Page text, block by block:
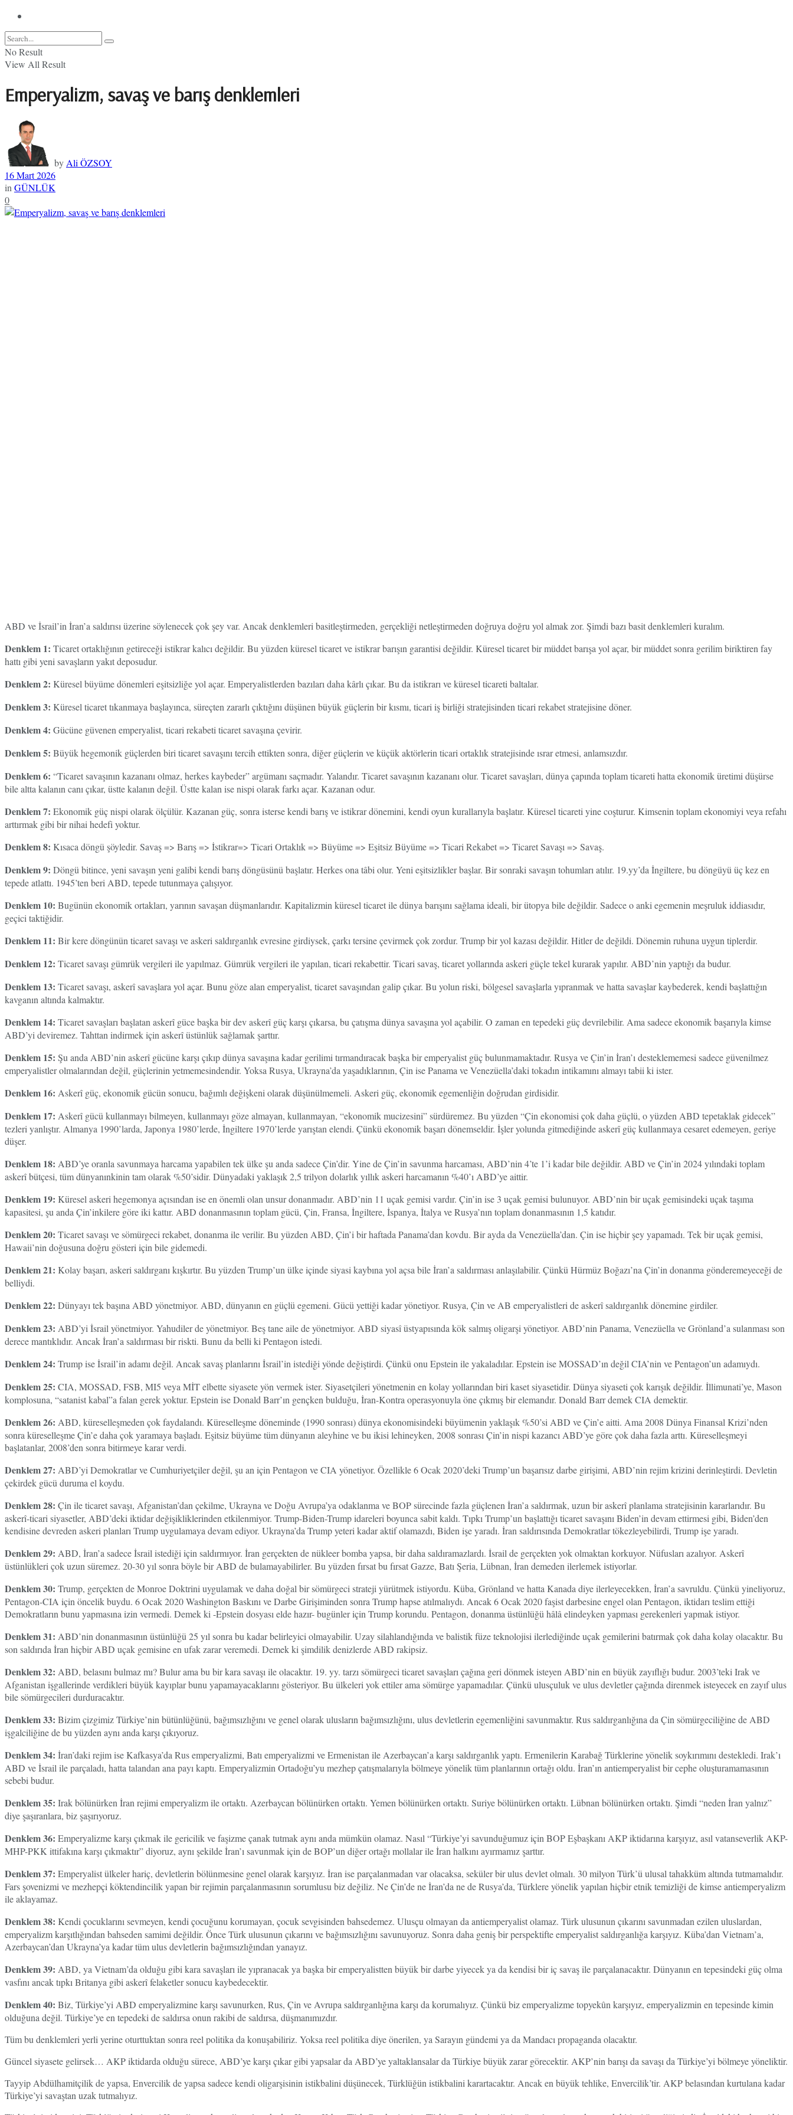
No Result
View All Result
Emperyalizm, savaş ve barış denklemleri
by Ali ÖZSOY
16 Mart 2026
in GÜNLÜK
0
ABD ve İsrail’in İran’a saldırısı üzerine söylenecek çok şey var. Ancak denklemleri basitleştirmeden, gerçekliği netleştirmeden doğruya doğru yol almak zor. Şimdi bazı basit denklemleri kuralım.
Denklem 1: Ticaret ortaklığının getireceği istikrar kalıcı değildir. Bu yüzden küresel ticaret ve istikrar barışın garantisi değildir. Küresel ticaret bir müddet barışa yol açar, bir müddet sonra gerilim biriktiren fay
hattı gibi yeni savaşların yakıt deposudur.
Denklem 2: Küresel büyüme dönemleri eşitsizliğe yol açar. Emperyalistlerden bazıları daha kârlı çıkar. Bu da istikrarı ve küresel ticareti baltalar.
Denklem 3: Küresel ticaret tıkanmaya başlayınca, süreçten zararlı çıktığını düşünen büyük güçlerin bir kısmı, ticari iş birliği stratejisinden ticari rekabet stratejisine döner.
Denklem 4: Gücüne güvenen emperyalist, ticari rekabeti ticaret savaşına çevirir.
Denklem 5: Büyük hegemonik güçlerden biri ticaret savaşını tercih ettikten sonra, diğer güçlerin ve küçük aktörlerin ticari ortaklık stratejisinde ısrar etmesi, anlamsızdır.
Denklem 6: “Ticaret savaşının kazananı olmaz, herkes kaybeder” argümanı saçmadır. Yalandır. Ticaret savaşının kazananı olur. Ticaret savaşları, dünya çapında toplam ticareti hatta ekonomik üretimi düşürse
bile altta kalanın canı çıkar, üstte kalanın değil. Üstte kalan ise nispi olarak farkı açar. Kazanan odur.
Denklem 7: Ekonomik güç nispi olarak ölçülür. Kazanan güç, sonra isterse kendi barış ve istikrar dönemini, kendi oyun kurallarıyla başlatır. Küresel ticareti yine coşturur. Kimsenin toplam ekonomiyi veya refahı
arttırmak gibi bir nihai hedefi yoktur.
Denklem 8: Kısaca döngü şöyledir. Savaş => Barış => İstikrar=> Ticari Ortaklık => Büyüme => Eşitsiz Büyüme => Ticari Rekabet => Ticaret Savaşı => Savaş.
Denklem 9: Döngü bitince, yeni savaşın yeni galibi kendi barış döngüsünü başlatır. Herkes ona tâbi olur. Yeni eşitsizlikler başlar. Bir sonraki savaşın tohumları atılır. 19.yy’da İngiltere, bu döngüyü üç kez en
tepede atlattı. 1945’ten beri ABD, tepede tutunmaya çalışıyor.
Denklem 10: Bugünün ekonomik ortakları, yarının savaşan düşmanlarıdır. Kapitalizmin küresel ticaret ile dünya barışını sağlama ideali, bir ütopya bile değildir. Sadece o anki egemenin meşruluk iddiasıdır,
geçici taktiğidir.
Denklem 11: Bir kere döngünün ticaret savaşı ve askeri saldırganlık evresine girdiysek, çarkı tersine çevirmek çok zordur. Trump bir yol kazası değildir. Hitler de değildi. Dönemin ruhuna uygun tiplerdir.
Denklem 12: Ticaret savaşı gümrük vergileri ile yapılmaz. Gümrük vergileri ile yapılan, ticari rekabettir. Ticari savaş, ticaret yollarında askeri güçle tekel kurarak yapılır. ABD’nin yaptığı da budur.
Denklem 13: Ticaret savaşı, askerî savaşlara yol açar. Bunu göze alan emperyalist, ticaret savaşından galip çıkar. Bu yolun riski, bölgesel savaşlarla yıpranmak ve hatta savaşlar kaybederek, kendi başlattığın
kavganın altında kalmaktır.
Denklem 14: Ticaret savaşları başlatan askerî güce başka bir dev askerî güç karşı çıkarsa, bu çatışma dünya savaşına yol açabilir. O zaman en tepedeki güç devrilebilir. Ama sadece ekonomik başarıyla kimse
ABD’yi deviremez. Tahttan indirmek için askerî üstünlük sağlamak şarttır.
Denklem 15: Şu anda ABD’nin askerî gücüne karşı çıkıp dünya savaşına kadar gerilimi tırmandıracak başka bir emperyalist güç bulunmamaktadır. Rusya ve Çin’in İran’ı desteklememesi sadece güvenilmez
emperyalistler olmalarından değil, güçlerinin yetmemesindendir. Yoksa Rusya, Ukrayna’da yaşadıklarının, Çin ise Panama ve Venezüella’daki tokadın intikamını almayı tabii ki ister.
Denklem 16: Askerî güç, ekonomik gücün sonucu, bağımlı değişkeni olarak düşünülmemeli. Askeri güç, ekonomik egemenliğin doğrudan girdisidir.
Denklem 17: Askerî gücü kullanmayı bilmeyen, kullanmayı göze almayan, kullanmayan, “ekonomik mucizesini” sürdüremez. Bu yüzden “Çin ekonomisi çok daha güçlü, o yüzden ABD tepetaklak gidecek”
tezleri yanlıştır. Almanya 1990’larda, Japonya 1980’lerde, İngiltere 1970’lerde yarıştan elendi. Çünkü ekonomik başarı dönemseldir. İşler yolunda gitmediğinde askerî güç kullanmaya cesaret edemeyen, geriye
düşer.
Denklem 18: ABD’ye oranla savunmaya harcama yapabilen tek ülke şu anda sadece Çin’dir. Yine de Çin’in savunma harcaması, ABD’nin 4’te 1’i kadar bile değildir. ABD ve Çin’in 2024 yılındaki toplam
askerî bütçesi, tüm dünyanınkinin tam olarak %50’sidir. Dünyadaki yaklaşık 2,5 trilyon dolarlık yıllık askeri harcamanın %40’ı ABD’ye aittir.
Denklem 19: Küresel askeri hegemonya açısından ise en önemli olan unsur donanmadır. ABD’nin 11 uçak gemisi vardır. Çin’in ise 3 uçak gemisi bulunuyor. ABD’nin bir uçak gemisindeki uçak taşıma
kapasitesi, şu anda Çin’inkilere göre iki kattır. ABD donanmasının toplam gücü, Çin, Fransa, İngiltere, İspanya, İtalya ve Rusya’nın toplam donanmasının 1,5 katıdır.
Denklem 20: Ticaret savaşı ve sömürgeci rekabet, donanma ile verilir. Bu yüzden ABD, Çin’i bir haftada Panama’dan kovdu. Bir ayda da Venezüella’dan. Çin ise hiçbir şey yapamadı. Tek bir uçak gemisi,
Hawaii’nin doğusuna doğru gösteri için bile gidemedi.
Denklem 21: Kolay başarı, askeri saldırganı kışkırtır. Bu yüzden Trump’un ülke içinde siyasi kaybına yol açsa bile İran’a saldırması anlaşılabilir. Çünkü Hürmüz Boğazı’na Çin’in donanma gönderemeyeceği de
belliydi.
Denklem 22: Dünyayı tek başına ABD yönetmiyor. ABD, dünyanın en güçlü egemeni. Gücü yettiği kadar yönetiyor. Rusya, Çin ve AB emperyalistleri de askerî saldırganlık dönemine girdiler.
Denklem 23: ABD’yi İsrail yönetmiyor. Yahudiler de yönetmiyor. Beş tane aile de yönetmiyor. ABD siyasî üstyapısında kök salmış oligarşi yönetiyor. ABD’nin Panama, Venezüella ve Grönland’a sulanması son
derece mantıklıdır. Ancak İran’a saldırması bir riskti. Bunu da belli ki Pentagon istedi.
Denklem 24: Trump ise İsrail’in adamı değil. Ancak savaş planlarını İsrail’in istediği yönde değiştirdi. Çünkü onu Epstein ile yakaladılar. Epstein ise MOSSAD’ın değil CIA’nin ve Pentagon’un adamıydı.
Denklem 25: CIA, MOSSAD, FSB, MI5 veya MİT elbette siyasete yön vermek ister. Siyasetçileri yönetmenin en kolay yollarından biri kaset siyasetidir. Dünya siyaseti çok karışık değildir. İllimunati’ye, Mason
komplosuna, “satanist kabal”a falan gerek yoktur. Epstein ise Donald Barr’ın gençken bulduğu, İran-Kontra operasyonuyla öne çıkmış bir elemandır. Donald Barr demek CIA demektir.
Denklem 26: ABD, küreselleşmeden çok faydalandı. Küreselleşme döneminde (1990 sonrası) dünya ekonomisindeki büyümenin yaklaşık %50’si ABD ve Çin’e aitti. Ama 2008 Dünya Finansal Krizi’nden
sonra küreselleşme Çin’e daha çok yaramaya başladı. Eşitsiz büyüme tüm dünyanın aleyhine ve bu ikisi lehineyken, 2008 sonrası Çin’in nispi kazancı ABD’ye göre çok daha fazla arttı. Küreselleşmeyi
başlatanlar, 2008’den sonra bitirmeye karar verdi.
Denklem 27: ABD’yi Demokratlar ve Cumhuriyetçiler değil, şu an için Pentagon ve CIA yönetiyor. Özellikle 6 Ocak 2020’deki Trump’un başarısız darbe girişimi, ABD’nin rejim krizini derinleştirdi. Devletin
çekirdek gücü duruma el koydu.
Denklem 28: Çin ile ticaret savaşı, Afganistan’dan çekilme, Ukrayna ve Doğu Avrupa’ya odaklanma ve BOP sürecinde fazla güçlenen İran’a saldırmak, uzun bir askerî planlama stratejisinin kararlarıdır. Bu
askerî-ticari siyasetler, ABD’deki iktidar değişikliklerinden etkilenmiyor. Trump-Biden-Trump idareleri boyunca sabit kaldı. Tıpkı Trump’un başlattığı ticaret savaşını Biden’in devam ettirmesi gibi, Biden’den
kendisine devreden askeri planları Trump uygulamaya devam ediyor. Ukrayna’da Trump yeteri kadar aktif olamazdı, Biden işe yaradı. İran saldırısında Demokratlar tökezleyebilirdi, Trump işe yaradı.
Denklem 29: ABD, İran’a sadece İsrail istediği için saldırmıyor. İran gerçekten de nükleer bomba yapsa, bir daha saldıramazlardı. İsrail de gerçekten yok olmaktan korkuyor. Nüfusları azalıyor. Askerî
üstünlükleri çok uzun süremez. 20-30 yıl sonra böyle bir ABD de bulamayabilirler. Bu yüzden fırsat bu fırsat Gazze, Batı Şeria, Lübnan, İran demeden ilerlemek istiyorlar.
Denklem 30: Trump, gerçekten de Monroe Doktrini uygulamak ve daha doğal bir sömürgeci strateji yürütmek istiyordu. Küba, Grönland ve hatta Kanada diye ilerleyecekken, İran’a savruldu. Çünkü yineliyoruz,
Pentagon-CIA için öncelik buydu. 6 Ocak 2020 Washington Baskını ve Darbe Girişiminden sonra Trump hapse atılmalıydı. Ancak 6 Ocak 2020 faşist darbesine engel olan Pentagon, iktidarı teslim ettiği
Demokratların bunu yapmasına izin vermedi. Demek ki -Epstein dosyası elde hazır- bugünler için Trump korundu. Pentagon, donanma üstünlüğü hâlâ elindeyken yapması gerekenleri yapmak istiyor.
Denklem 31: ABD’nin donanmasının üstünlüğü 25 yıl sonra bu kadar belirleyici olmayabilir. Uzay silahlandığında ve balistik füze teknolojisi ilerlediğinde uçak gemilerini batırmak çok daha kolay olacaktır. Bu
son saldırıda İran hiçbir ABD uçak gemisine en ufak zarar veremedi. Demek ki şimdilik denizlerde ABD rakipsiz.
Denklem 32: ABD, belasını bulmaz mı? Bulur ama bu bir kara savaşı ile olacaktır. 19. yy. tarzı sömürgeci ticaret savaşları çağına geri dönmek isteyen ABD’nin en büyük zayıflığı budur. 2003’teki Irak ve
Afganistan işgallerinde verdikleri büyük kayıplar bunu yapamayacaklarını gösteriyor. Bu ülkeleri yok ettiler ama sömürge yapamadılar. Çünkü ulusçuluk ve ulus devletler çağında direnmek isteyecek en zayıf ulus
bile sömürgecileri durduracaktır.
Denklem 33: Bizim çizgimiz Türkiye’nin bütünlüğünü, bağımsızlığını ve genel olarak ulusların bağımsızlığını, ulus devletlerin egemenliğini savunmaktır. Rus saldırganlığına da Çin sömürgeciliğine de ABD
işgalciliğine de bu yüzden aynı anda karşı çıkıyoruz.
Denklem 34: İran’daki rejim ise Kafkasya’da Rus emperyalizmi, Batı emperyalizmi ve Ermenistan ile Azerbaycan’a karşı saldırganlık yaptı. Ermenilerin Karabağ Türklerine yönelik soykırımını destekledi. Irak’ı
ABD ve İsrail ile parçaladı, hatta talandan ana payı kaptı. Emperyalizmin Ortadoğu’yu mezhep çatışmalarıyla bölmeye yönelik tüm planlarının ortağı oldu. İran’ın antiemperyalist bir cephe oluşturamamasının
sebebi budur.
Denklem 35: Irak bölünürken İran rejimi emperyalizm ile ortaktı. Azerbaycan bölünürken ortaktı. Yemen bölünürken ortaktı. Suriye bölünürken ortaktı. Lübnan bölünürken ortaktı. Şimdi “neden İran yalnız”
diye şaşıranlara, biz şaşırıyoruz.
Denklem 36: Emperyalizme karşı çıkmak ile gericilik ve faşizme çanak tutmak aynı anda mümkün olamaz. Nasıl “Türkiye’yi savunduğumuz için BOP Eşbaşkanı AKP iktidarına karşıyız, asıl vatanseverlik AKP-
MHP-PKK ittifakına karşı çıkmaktır” diyoruz, aynı şekilde İran’ı savunmak için de BOP’un diğer ortağı mollalar ile İran halkını ayırmamız şarttır.
Denklem 37: Emperyalist ülkeler hariç, devletlerin bölünmesine genel olarak karşıyız. İran ise parçalanmadan var olacaksa, seküler bir ulus devlet olmalı. 30 milyon Türk’ü ulusal tahakküm altında tutmamalıdır.
Fars şovenizmi ve mezhepçi köktendincilik yapan bir rejimin parçalanmasının sorumlusu biz değiliz. Ne Çin’de ne İran’da ne de Rusya’da, Türklere yönelik yapılan hiçbir etnik temizliği de kimse antiemperyalizm
ile aklayamaz.
Denklem 38: Kendi çocuklarını sevmeyen, kendi çocuğunu korumayan, çocuk sevgisinden bahsedemez. Ulusçu olmayan da antiemperyalist olamaz. Türk ulusunun çıkarını savunmadan ezilen uluslardan,
emperyalizm karşıtlığından bahseden samimi değildir. Önce Türk ulusunun çıkarını ve bağımsızlığını savunuyoruz. Sonra daha geniş bir perspektifte emperyalist saldırganlığa karşıyız. Küba’dan Vietnam’a,
Azerbaycan’dan Ukrayna’ya kadar tüm ulus devletlerin bağımsızlığından yanayız.
Denklem 39: ABD, ya Vietnam’da olduğu gibi kara savaşları ile yıpranacak ya başka bir emperyalistten büyük bir darbe yiyecek ya da kendisi bir iç savaş ile parçalanacaktır. Dünyanın en tepesindeki güç olma
vasfını ancak tıpkı Britanya gibi askerî felaketler sonucu kaybedecektir.
Denklem 40: Biz, Türkiye’yi ABD emperyalizmine karşı savunurken, Rus, Çin ve Avrupa saldırganlığına karşı da korumalıyız. Çünkü biz emperyalizme topyekûn karşıyız, emperyalizmin en tepesinde kimin
olduğuna değil. Türkiye’ye en tepedeki de saldırsa onun rakibi de saldırsa, düşmanımızdır.
Tüm bu denklemleri yerli yerine oturttuktan sonra reel politika da konuşabiliriz. Yoksa reel politika diye önerilen, ya Sarayın gündemi ya da Mandacı propaganda olacaktır.
Güncel siyasete gelirsek… AKP iktidarda olduğu sürece, ABD’ye karşı çıkar gibi yapsalar da ABD’ye yaltaklansalar da Türkiye büyük zarar görecektir. AKP’nin barışı da savaşı da Türkiye’yi bölmeye yöneliktir.
Tayyip Abdülhamitçilik de yapsa, Envercilik de yapsa sadece kendi oligarşisinin istikbalini düşünecek, Türklüğün istikbalini karartacaktır. Ancak en büyük tehlike, Envercilik’tir. AKP belasından kurtulana kadar
Türkiye’yi savaştan uzak tutmalıyız.